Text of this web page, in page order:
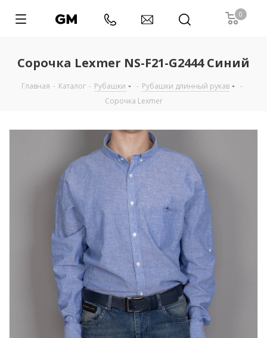
0
Сорочка Lexmer NS-F21-G2444 Синий
Главная - Каталог - Рубашки - Рубашки длинный рукав
-
Сорочка Lexmer